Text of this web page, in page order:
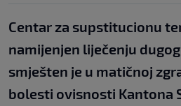
Centar za supstitucionu
namijenjen liječenju
smješten je u matičnoj
bolesti ovisnosti Kantona